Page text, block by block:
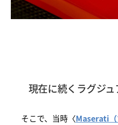
現在に続くラグジ
そこで、当時〈Maserati（